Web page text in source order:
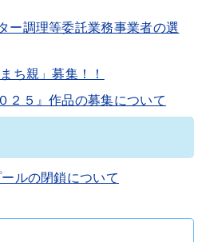
ー調理等委託業務事業者の選
ち親」募集！！
２５』作品の募集について
ルの閉鎖について